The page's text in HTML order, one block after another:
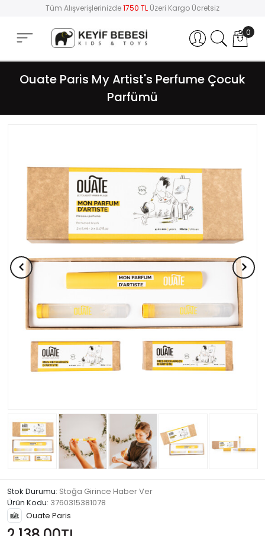
Tüm Alışverişlerinizde1750 TL Üzeri Kargo Ücretsiz
Hesabım 0
Ouate Paris My Artist's Perfume Çocuk
Parfümü
Stok Durumu: Stoğa Girince Haber Ver
Ürün Kodu: 3760315381078
Ouate Paris